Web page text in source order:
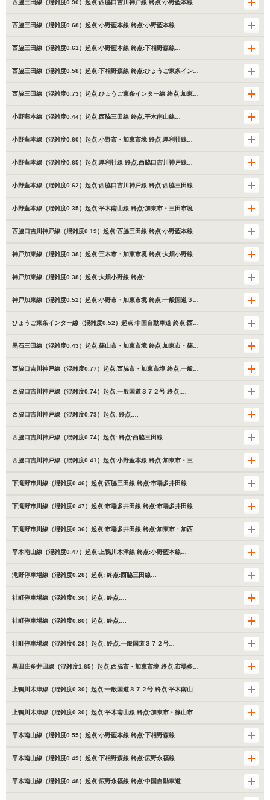
西脇三田線（混雑度0.90）起点:西脇口吉川神戸線 終点:小野藍本線…
西脇三田線（混雑度0.68）起点:小野藍本線 終点:小野藍本線…
西脇三田線（混雑度0.61）起点:小野藍本線 終点:下相野森線…
西脇三田線（混雑度0.58）起点:下相野森線 終点:ひょうご東条イン…
西脇三田線（混雑度0.73）起点:ひょうご東条インター線 終点:加東…
小野藍本線（混雑度0.44）起点:西脇三田線 終点:平木南山線…
小野藍本線（混雑度0.60）起点:小野市・加東市境 終点:厚利社線…
小野藍本線（混雑度0.65）起点:厚利社線 終点:西脇口吉川神戸線…
小野藍本線（混雑度0.62）起点:西脇口吉川神戸線 終点:西脇三田線…
小野藍本線（混雑度0.35）起点:平木南山線 終点:加東市・三田市境…
西脇口吉川神戸線（混雑度0.19）起点:西脇三田線 終点:小野藍本線…
神戸加東線（混雑度0.38）起点:三木市・加東市境 終点:大畑小野線…
神戸加東線（混雑度0.38）起点:大畑小野線 終点:…
神戸加東線（混雑度0.52）起点:小野市・加東市境 終点:一般国道３…
ひょうご東条インター線（混雑度0.52）起点:中国自動車道 終点:西…
黒石三田線（混雑度0.43）起点:篠山市・加東市境 終点:加東市・篠…
西脇口吉川神戸線（混雑度0.77）起点:西脇市・加東市境 終点:一般…
西脇口吉川神戸線（混雑度0.74）起点:一般国道３７２号 終点:…
西脇口吉川神戸線（混雑度0.73）起点: 終点:…
西脇口吉川神戸線（混雑度0.74）起点: 終点:西脇三田線…
西脇口吉川神戸線（混雑度0.41）起点:小野藍本線 終点:加東市・三…
下滝野市川線（混雑度0.46）起点:西脇三田線 終点:市場多井田線…
下滝野市川線（混雑度0.47）起点:市場多井田線 終点:市場多井田線…
下滝野市川線（混雑度0.36）起点:市場多井田線 終点:加東市・加西…
平木南山線（混雑度0.47）起点:上鴨川木津線 終点:小野藍本線…
滝野停車場線（混雑度0.28）起点: 終点:西脇三田線…
社町停車場線（混雑度0.30）起点: 終点:…
社町停車場線（混雑度0.80）起点: 終点:…
社町停車場線（混雑度0.28）起点: 終点:一般国道３７２号…
黒田庄多井田線（混雑度1.65）起点:西脇市・加東市境 終点:市場多…
上鴨川木津線（混雑度0.30）起点:一般国道３７２号 終点:平木南山…
上鴨川木津線（混雑度0.30）起点:平木南山線 終点:加東市・篠山市…
平木南山線（混雑度0.55）起点:小野藍本線 終点:下相野森線…
平木南山線（混雑度0.49）起点:下相野森線 終点:広野永福線…
平木南山線（混雑度0.48）起点:広野永福線 終点:中国自動車道…